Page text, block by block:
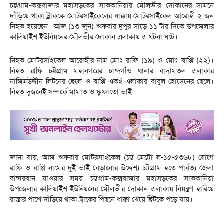
চট্টগ্রাম-কক্সবাজার মহাসড়কের সাতকানিয়ার মৌলভীর দোকানের সামনে
দাঁড়িয়ে থাকা ট্রাককে মোটরসাইকেলের ধাক্কায় মোটরসাইকেল আরোহী ২ জন
নিহত হয়েছেন। আজ (১৩ জুন) শুক্রবার দুপুর সাড়ে ১১ টার দিকে উপজেলার
কালিয়াইশ ইউনিয়নের মৌলভীর দোকান এলাকায় এ ঘটনা ঘটে।
নিহত মোটরসাইকেল আরোহীর নাম মোঃ রাফি (১৯) ও মোঃ বাপ্পি (২২)।
নিহত রাফি চট্টগ্রাম মহানগরের চান্দগাঁও থানার বাদামতল এলাকার
নাজিমউদ্দীন লিটনের ছেলে ও বাপ্পি একই এলাকার বাবুল হোসেনের ছেলে।
নিহত দুজনেই সম্পর্কে মামাত ও ফুফাতো ভাই।
জানা যায়, আজ শুক্রবার মোটরসাইকেল (চট্ট মেট্রো ল-১৫-৫৩৬৮) যোগে
রাফি ও বাপ্পি নামের দুই ভাই বেড়ানোর উদ্দেশ্য চট্টগ্রাম হতে পার্বত্য জেলা
বান্দরবান যাওয়ার সময় চট্টগ্রাম-কক্সবাজার মহাসড়কের সাতকানিয়া
উপজেলার কালিয়াইশ ইউনিয়নের মৌলভীর দোকান এলাকায় নিয়ন্ত্রণ হারিয়ে
রাস্তার পাশে দাঁড়িয়ে থাকা ট্রাকের পিছনে ধাক্কা খেয়ে ছিটকে পড়ে যায়।